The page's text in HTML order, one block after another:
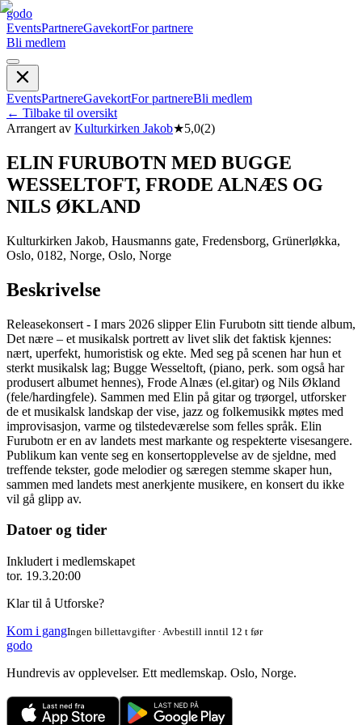
godo
EventsPartnereGavekortFor partnere
Bli medlem
EventsPartnereGavekortFor partnereBli medlem
← Tilbake til oversikt
Arrangert av Kulturkirken Jakob★5,0(2)
ELIN FURUBOTN MED BUGGE
WESSELTOFT, FRODE ALNÆS OG
NILS ØKLAND
Kulturkirken Jakob, Hausmanns gate, Fredensborg, Grünerløkka,
Oslo, 0182, Norge, Oslo, Norge
Beskrivelse
Releasekonsert - I mars 2026 slipper Elin Furubotn sitt tiende album,
Det nære – et musikalsk portrett av livet slik det faktisk kjennes:
nært, uperfekt, humoristisk og ekte. Med seg på scenen har hun et
sterkt musikalsk lag; Bugge Wesseltoft, (piano, perk. som også har
produsert albumet hennes), Frode Alnæs (el.gitar) og Nils Økland
(fele/hardingfele). Sammen med Elin på gitar og trøorgel, utforsker
de et musikalsk landskap der vise, jazz og folkemusikk møtes med
improvisasjon, varme og tilstedeværelse som felles språk. Elin
Furubotn er en av landets mest markante og respekterte visesangere.
Publikum kan vente seg en konsertopplevelse av de sjeldne, med
treffende tekster, gode melodier og særegen stemme skaper hun,
sammen med landets mest anerkjente musikere, en konsert du ikke
vil gå glipp av.
Datoer og tider
Inkludert i medlemskapet
tor. 19.3.20:00
Klar til å Utforske?
Kom i gangIngen billettavgifter · Avbestill inntil 12 t før
godo
Hundrevis av opplevelser. Ett medlemskap. Oslo, Norge.